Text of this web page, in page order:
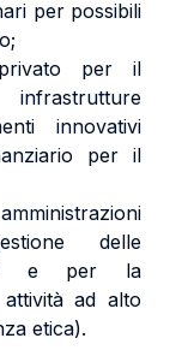
per possibili
per il
innovativi
per il
delle
e per la
ad alto
etica).